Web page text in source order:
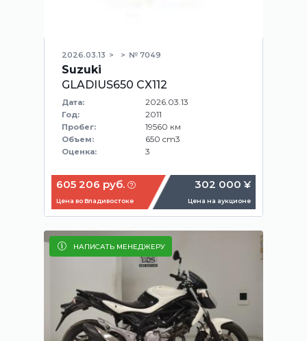
2026.03.13 № 7049
Suzuki
GLADIUS650 CX112
Дата: 2026.03.13
Год: 2011
Пробег: 19560 км
Объем: 650 cm3
Оценка: 3
605 206 руб.
Цена во Владивостоке
302 000 ¥
Цена на аукционе
НАПИСАТЬ МЕНЕДЖЕРУ